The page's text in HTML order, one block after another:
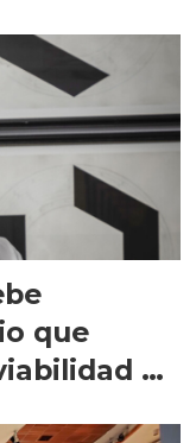
que
de